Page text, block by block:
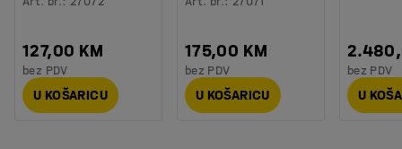
127,00 KM
bez PDV
U KOŠARICU
175,00 KM
bez PDV
U KOŠARICU
bez PDV
U